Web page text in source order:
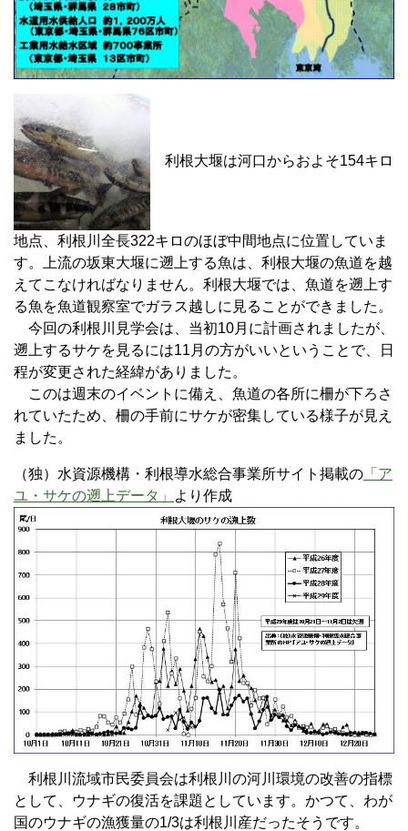
利根大堰は河口からおよそ154キロ
地点、利根川全長322キロのほぼ中間地点に位置していま
す。上流の坂東大堰に遡上する魚は、利根大堰の魚道を越
えてこなければなりません。利根大堰では、魚道を遡上す
る魚を魚道観察室でガラス越しに見ることができました。
今回の利根川見学会は、当初10月に計画されましたが、
遡上するサケを見るには11月の方がいいということで、日
程が変更された経緯がありました。
このは週末のイベントに備え、魚道の各所に柵が下ろさ
れていたため、柵の手前にサケが密集している様子が見え
ました。
（独）水資源機構・利根導水総合事業所サイト掲載の 「ア
ユ・サケの遡上データ」
より作成
利根川流域市民委員会は利根川の河川環境の改善の指標
として、ウナギの復活を課題としています。かつて、わが
国のウナギの漁獲量の1/3は利根川産だったそうです。